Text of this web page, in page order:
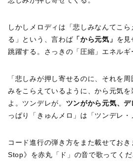
しかしメロディは「悲しみなんてこ
る」という、言わば「から元気」 を見
跳躍する。さっきの「圧縮」エネルギ
「悲しみが押し寄せるのに、それを
みをこらえているように、から元気
よ。ツンデレが。 ツンがから元気、デ
っぱり「きゅんメロ」は「ツンデレ・
コード進行の弾き方をまた載せておき
Stop》を赤丸「ド」の音で歌ってくだ